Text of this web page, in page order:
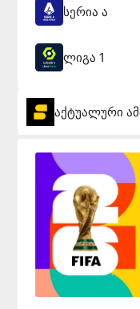
სერია ა
ლიგა 1
აქტუალური